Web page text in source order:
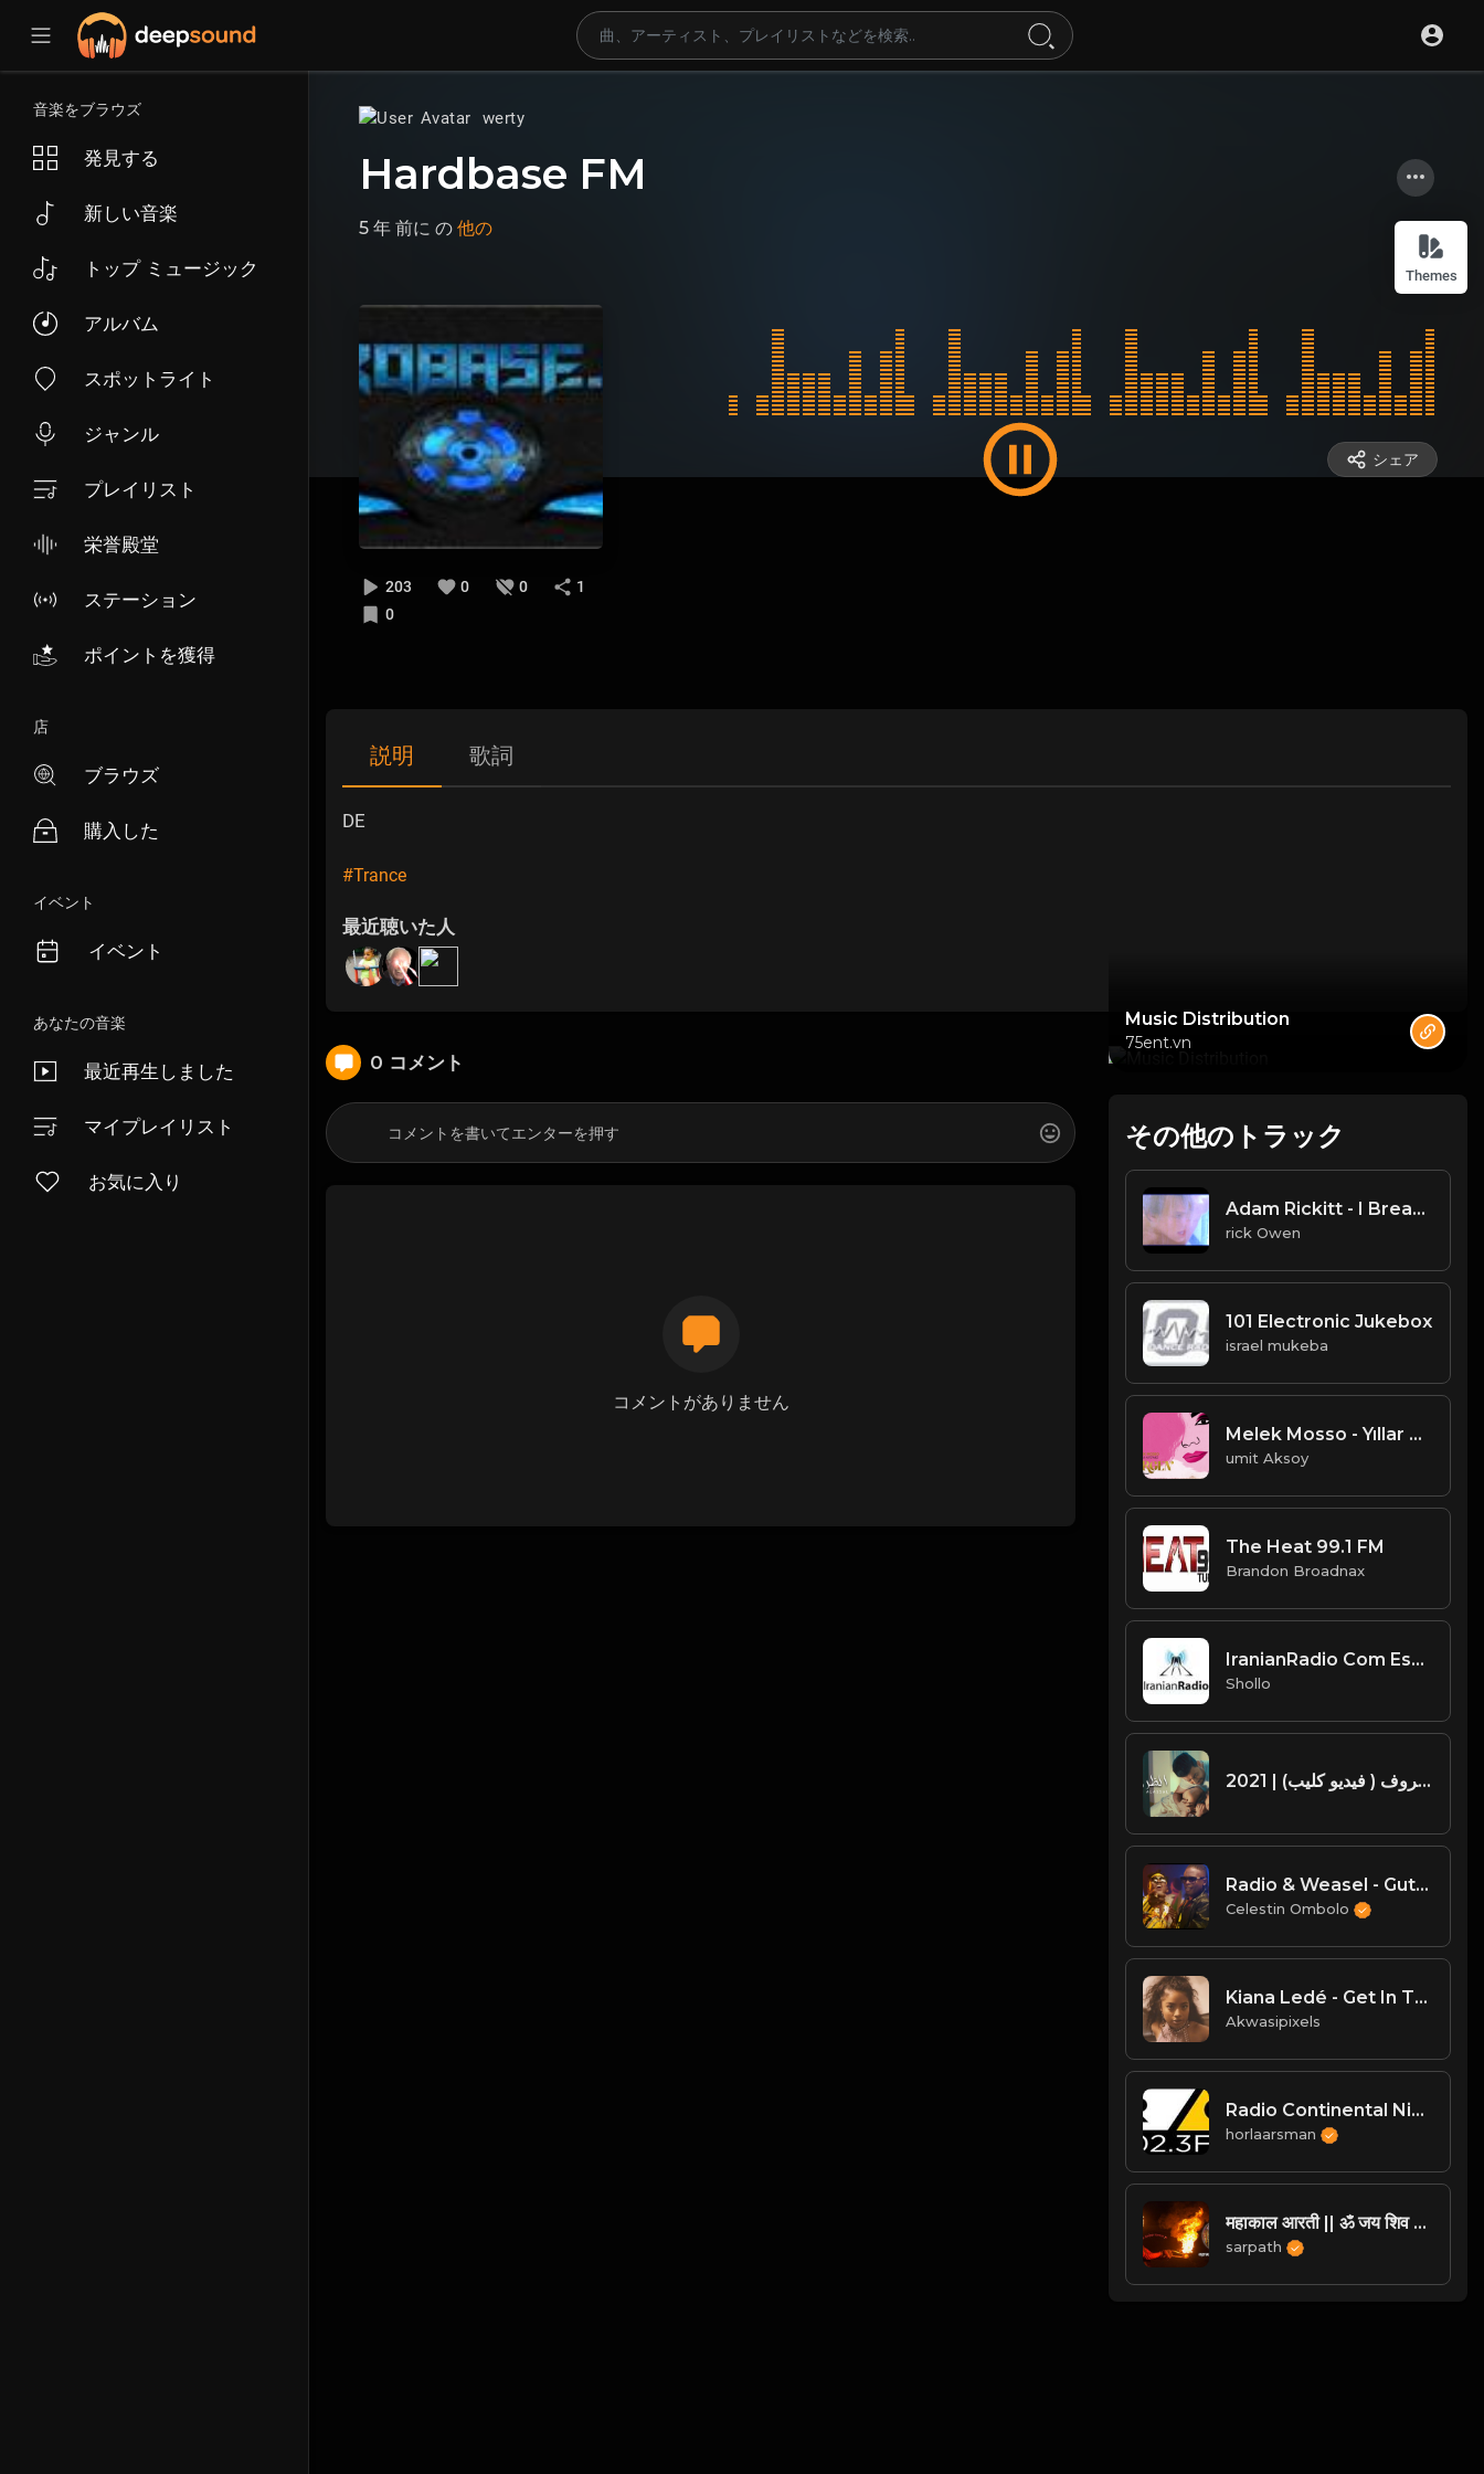
Themes
音楽をブラウズ
発見する
新しい音楽
トップ ミュージック
アルバム
スポットライト
ジャンル
プレイリスト
栄誉殿堂
ステーション
ポイントを獲得
店
ブラウズ
購入した
イベント
イベント
あなたの音楽
最近再生しました
マイプレイリスト
お気に入り
werty
Hardbase FM
5 年 前に の 他の
203 0 0
1
0
シェア
説明 歌詞
DE
#Trance
最近聴いた人
0 コメント
コメントがありません
Music Distribution
75ent.vn
その他のトラック
Adam Rickitt - I Breathe Again
rick Owen
101 Electronic Jukebox
israel mukeba
Melek Mosso - Yıllar Affetmez (BERGEN Saygı Albümü)
umit Aksoy
The Heat 99.1 FM
Brandon Broadnax
IranianRadio Com Eshghe Iran
Shollo
وليد العسل الظروف ( فيديو كليب) | 2021 | Waleed Al Aasal - El Zorof
Radio & Weasel - Gutamiiza ft B2C ( Official Video )
Celestin Ombolo
Kiana Ledé - Get In The Way
Akwasipixels
Radio Continental Nigeria
horlaarsman
महाकाल आरती || ॐ जय शिव जय महाकाल || ओम केवडेश्वर महाकाल Mahakal aarti om kevdeshwar #mahakal #aarti
sarpath